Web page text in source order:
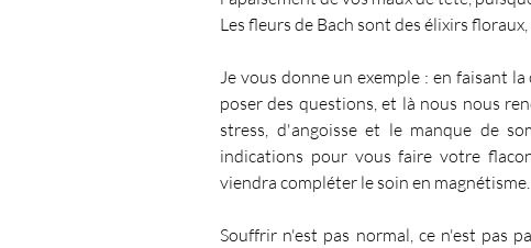
Les fleurs de Bach sont des élixirs
Je vous donne un exemple : en faisant
poser des questions, et là nous nous
stress, d'angoisse et le manque de
indications pour vous faire votre
viendra compléter le soin en magnétisme.
Souffrir n'est pas normal, ce n'est pas